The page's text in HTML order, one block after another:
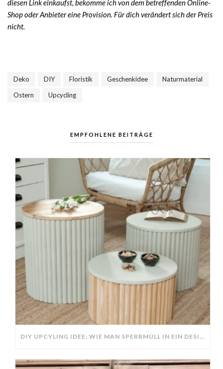
diesen Link einkaufst, bekomme ich von dem betreffenden Online-
Shop oder Anbieter eine Provision. Für dich verändert sich der Preis
nicht.
Deko DIY Floristik Geschenkidee Naturmaterial
Ostern Upcycling
EMPFOHLENE BEITRÄGE
DIY UPCYLING IDEE: WIE MAN SPERRMÜLL IN EIN DESIGNER TEIL VERWANDELT